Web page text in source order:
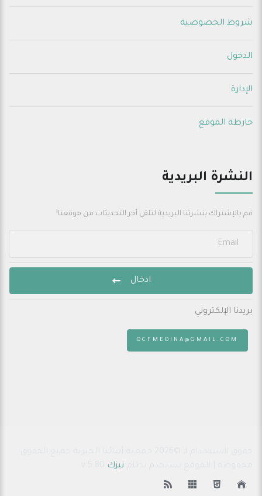
شروط الخصوصية
الدخول
الإدارة
خارطة الموقع
النشرة البريدية
قم بالإشتراك بنشرتنا البريدية لتلقي أخر التحديثات من موقعنا!
ادخال
بريدنا الإلكتروني
OCFMEDINA@GMAIL.COM
نيزك